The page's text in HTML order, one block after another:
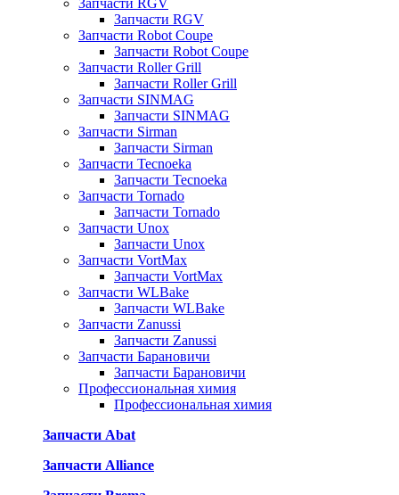
Запчасти RGV
Запчасти RGV
Запчасти Robot Coupe
Запчасти Robot Coupe
Запчасти Roller Grill
Запчасти Roller Grill
Запчасти SINMAG
Запчасти SINMAG
Запчасти Sirman
Запчасти Sirman
Запчасти Tecnoeka
Запчасти Tecnoeka
Запчасти Tornado
Запчасти Tornado
Запчасти Unox
Запчасти Unox
Запчасти VortMax
Запчасти VortMax
Запчасти WLBake
Запчасти WLBake
Запчасти Zanussi
Запчасти Zanussi
Запчасти Барановичи
Запчасти Барановичи
Профессиональная химия
Профессиональная химия
Запчасти Abat
Запчасти Alliance